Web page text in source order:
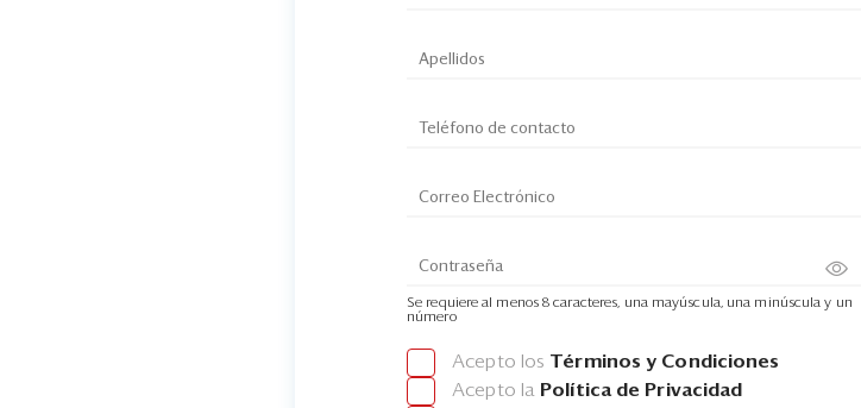
Se requiere al menos 8 caracteres, una mayúscula, una minúscula y un
número
Acepto los Términos y Condiciones
Acepto la Política de Privacidad